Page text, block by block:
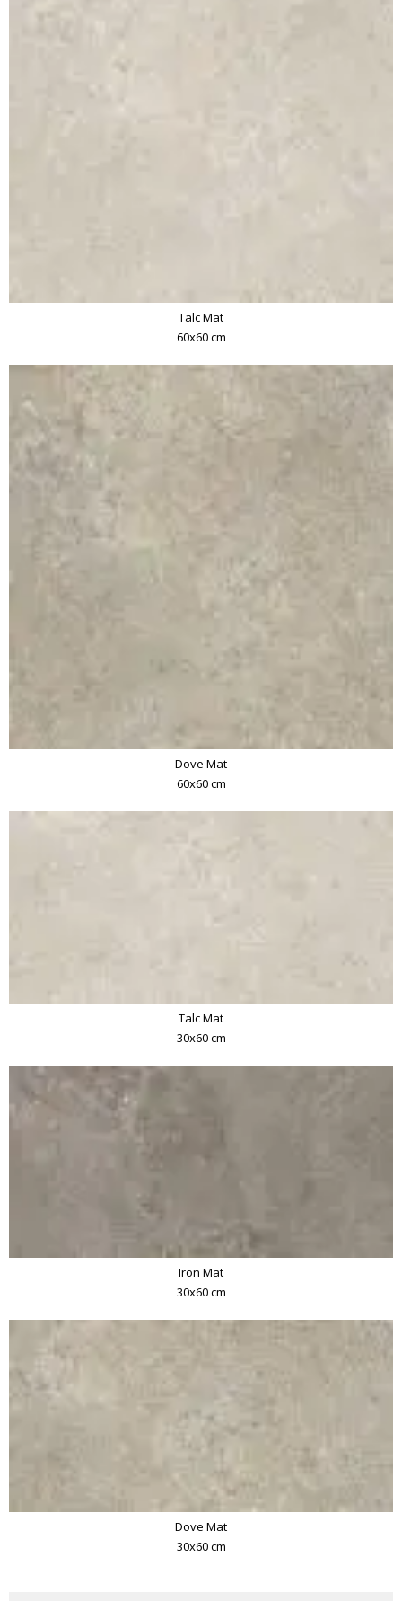
Talc Mat
60x60 cm
Dove Mat
60x60 cm
Talc Mat
30x60 cm
Iron Mat
30x60 cm
Dove Mat
30x60 cm